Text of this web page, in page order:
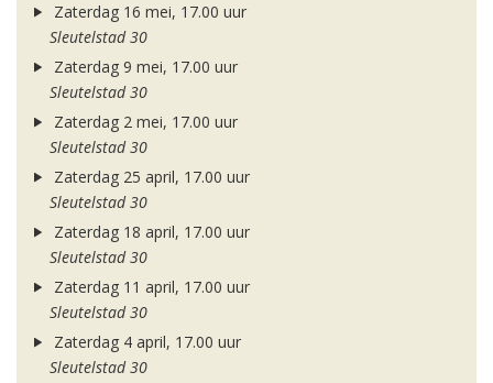
Zaterdag 16 mei, 17.00 uur
Sleutelstad 30
Zaterdag 9 mei, 17.00 uur
Sleutelstad 30
Zaterdag 2 mei, 17.00 uur
Sleutelstad 30
Zaterdag 25 april, 17.00 uur
Sleutelstad 30
Zaterdag 18 april, 17.00 uur
Sleutelstad 30
Zaterdag 11 april, 17.00 uur
Sleutelstad 30
Zaterdag 4 april, 17.00 uur
Sleutelstad 30